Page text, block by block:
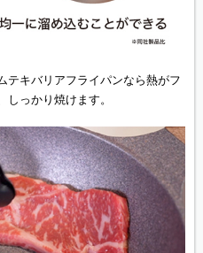
テキバリアフライパンなら熱がフ
っかり焼けます。